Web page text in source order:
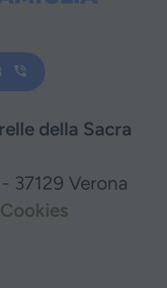
della Sacra
37129 Verona